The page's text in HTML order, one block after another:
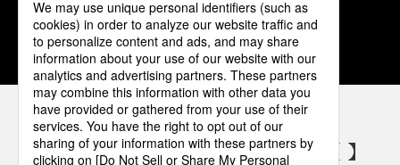
1 2 3 4 5
パナソニックの電気設備 SNSアカウント